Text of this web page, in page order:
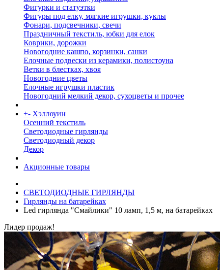
Фигурки и статуэтки
Фигуры под елку, мягкие игрушки, куклы
Фонари, подсвечники, свечи
Праздничный текстиль, юбки для елок
Коврики, дорожки
Новогодние кашпо, корзинки, санки
Елочные подвески из керамики, полистоуна
Ветки в блестках, хвоя
Новогодние цветы
Елочные игрушки пластик
Новогодний мелкий декор, сухоцветы и прочее
+- Хэллоуин
Осенний текстиль
Светодиодные гирлянды
Светодиодный декор
Декор
Акционные товары
СВЕТОДИОДНЫЕ ГИРЛЯНДЫ
Гирлянды на батарейках
Led гирлянда "Смайлики" 10 ламп, 1,5 м, на батарейках
Лидер продаж!